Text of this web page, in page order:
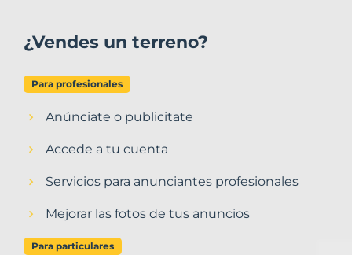
¿Vendes un terreno?
Para profesionales
Anúnciate o publicitate
Accede a tu cuenta
Servicios para anunciantes profesionales
Mejorar las fotos de tus anuncios
Para particulares